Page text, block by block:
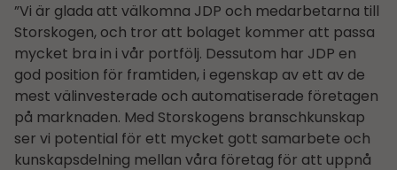
”Vi är glada att välkomna JDP och medarbetarna till
Storskogen, och tror att bolaget kommer att passa
mycket bra in i vår portfölj. Dessutom har JDP en
god position för framtiden, i egenskap av ett av de
mest välinvesterade och automatiserade företagen
på marknaden. Med Storskogens branschkunskap
ser vi potential för ett mycket gott samarbete och
kunskapsdelning mellan våra företag för att uppnå